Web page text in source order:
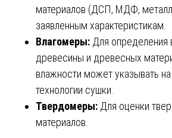
материалов (ДСП, МДФ,
заявленным характеристикам.
Влагомеры: Для определения
древесины и древесных
влажности может указывать
технологии сушки.
Твердомеры: Для оценки
материалов.